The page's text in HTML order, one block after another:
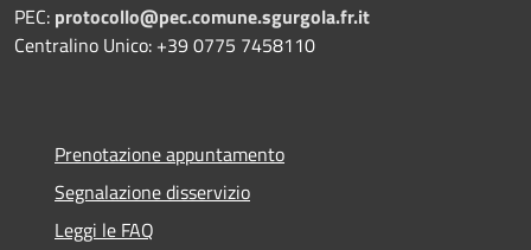
PEC: protocollo@pec.comune.sgurgola.fr.it
Centralino Unico: +39 0775 7458110
Prenotazione appuntamento
Segnalazione disservizio
Leggi le FAQ